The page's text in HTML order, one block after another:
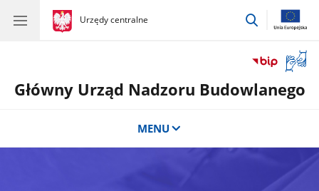
gov.pl
Urzędy centralne
gov.pl
Urzędy
przejdź
okno
z
Główny Urząd Nadzoru Budowlanego
MENU